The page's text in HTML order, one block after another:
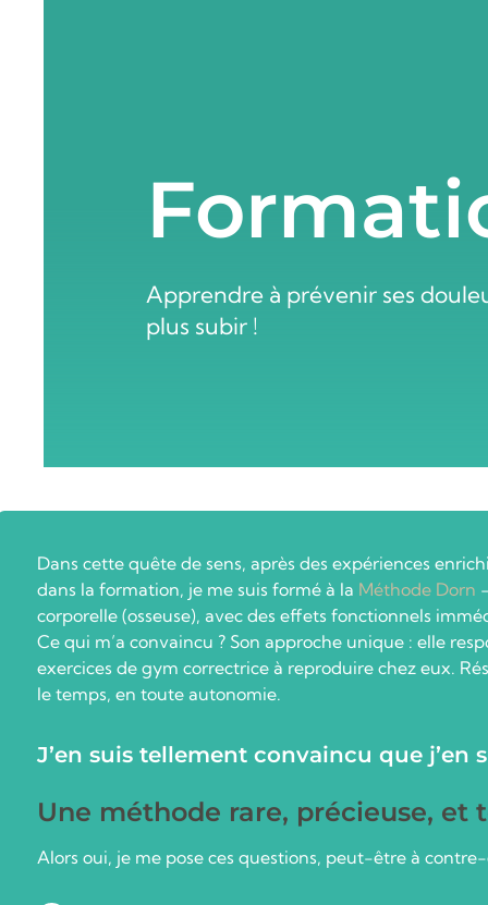
Apprendre à prévenir ses
plus subir !
Dans cette quête de sens, après des expériences
dans la formation, je me suis formé à la Méthode Dorn
corporelle (osseuse), avec des effets fonctionnels
Ce qui m’a convaincu ? Son approche unique : elle
exercices de gym correctrice à reproduire chez eux.
le temps, en toute autonomie.
J’en suis tellement convaincu que j’en
Une méthode rare, précieuse,
Alors oui, je me pose ces questions, peut-être à